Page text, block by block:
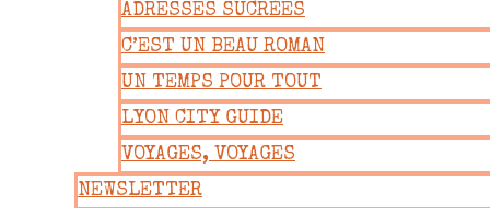
ADRESSES SUCRÉES
C’EST UN BEAU ROMAN
UN TEMPS POUR TOUT
LYON CITY GUIDE
VOYAGES, VOYAGES
NEWSLETTER